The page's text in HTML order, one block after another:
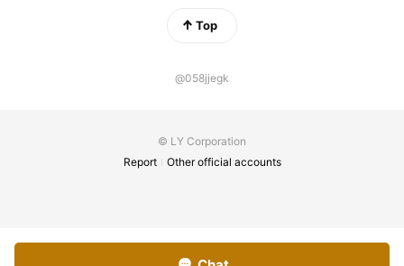
Top
@058jjegk
© LY Corporation
Report
Other official accounts